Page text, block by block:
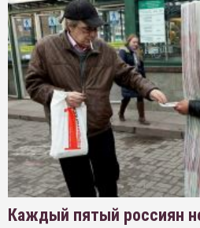
Каждый пятый россиян